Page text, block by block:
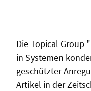
Die Topical Group
in Systemen
geschützter
Artikel in der